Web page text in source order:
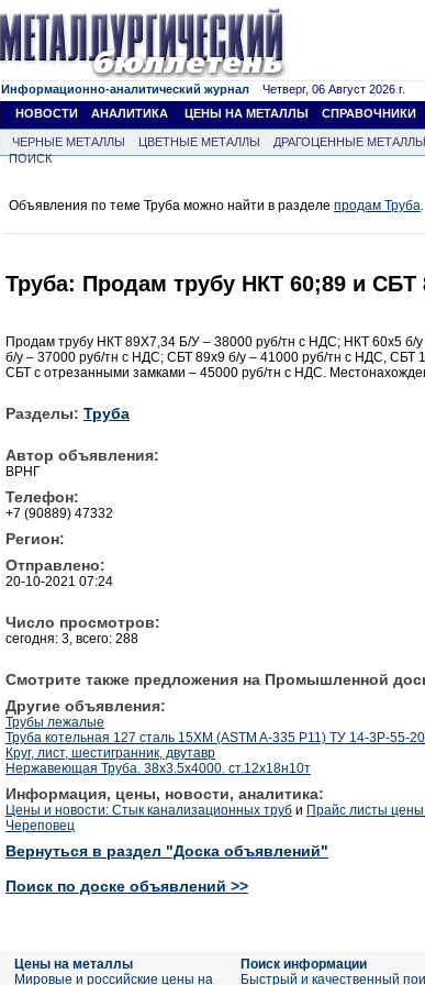
Информационно-аналитический журнал Четверг, 06 Август 2026 г.
НОВОСТИ
АНАЛИТИКА ЦЕНЫ НА МЕТАЛЛЫ СПРАВОЧНИКИ
ЧЕРНЫЕ МЕТАЛЛЫ ЦВЕТНЫЕ МЕТАЛЛЫ ДРАГОЦЕННЫЕ МЕТАЛЛЫ
ПОИСК
Объявления по теме Труба можно найти в разделе продам Труба.
Труба: Продам трубу НКТ 60;89 и СБТ
Продам трубу НКТ 89Х7,34 Б/У – 38000 руб/тн с НДС; НКТ 60х5 б/
б/у – 37000 руб/тн с НДС; СБТ 89х9 б/у – 41000 руб/тн с НДС, СБТ
СБТ с отрезанными замками – 45000 руб/тн с НДС.
Разделы: Труба
Автор объявления:
ВРНГ
Телефон:
+7 (90889) 47332
Регион:
Отправлено:
20-10-2021 07:24
Число просмотров:
сегодня: 3, всего: 288
Смотрите также предложения на Промышленной
Другие объявления:
Трубы лежалые
Труба котельная 127 сталь 15ХМ (ASTM A-335 P11) ТУ 14-3Р-55-
Круг, лист, шестигранник, двутавр
Нержавеющая Труба. 38х3.5х4000. ст.12х18н10т
Информация, цены, новости, аналитика:
Цены и новости: Стык канализационных труб и Прайс листы цены
Череповец
Вернуться в раздел "Доска объявлений"
Поиск по доске объявлений >>
Цены на металлы
Мировые и российские цены на
Поиск информации
Быстрый и качественный